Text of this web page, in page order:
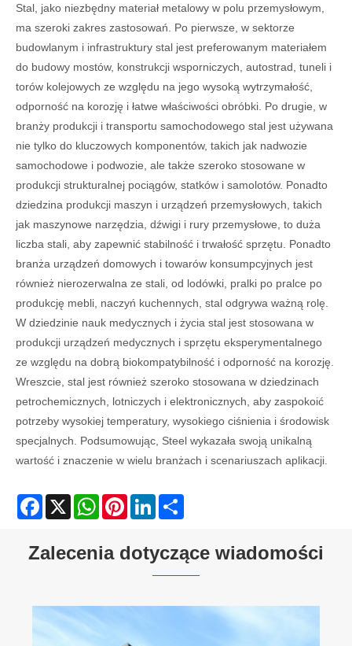
Stal, jako niezbędny materiał metalowy w polu przemysłowym,
ma szeroki zakres zastosowań. Po pierwsze, w sektorze
budowlanym i infrastruktury stal jest preferowanym materiałem
do budowy mostów, konstrukcji wsporniczych, autostrad, tuneli i
torów kolejowych ze względu na jego wysoką wytrzymałość,
odporność na korozję i łatwe właściwości obróbki. Po drugie, w
branży produkcji i transportu samochodowego stal jest używana
nie tylko do kluczowych komponentów, takich jak nadwozie
samochodowe i podwozie, ale także szeroko stosowane w
produkcji strukturalnej pociągów, statków i samolotów. Ponadto
dziedzina produkcji maszyn i urządzeń przemysłowych, takich
jak maszynowe narzędzia, dźwigi i rury przemysłowe, to duża
liczba stali, aby zapewnić stabilność i trwałość sprzętu. Ponadto
branża urządzeń domowych i towarów konsumpcyjnych jest
również nierozerwalna ze stali, od lodówki, pralki po pralce po
produkcję mebli, naczyń kuchennych, stal odgrywa ważną rolę.
W dziedzinie nauk medycznych i życia stal jest stosowana w
produkcji urządzeń medycznych i sprzętu eksperymentalnego
ze względu na dobrą biokompatybilność i odporność na korozję.
Wreszcie, stal jest również szeroko stosowana w dziedzinach
petrochemicznych, lotniczych i elektronicznych, aby zaspokoić
potrzeby wysokiej temperatury, wysokiego ciśnienia i środowisk
specjalnych. Podsumowując, Steel wykazała swoją unikalną
wartość i znaczenie w wielu branżach i scenariuszach aplikacji.
Facebook
X WhatsAppPinterestLinkedIn
Zalecenia dotyczące wiadomości